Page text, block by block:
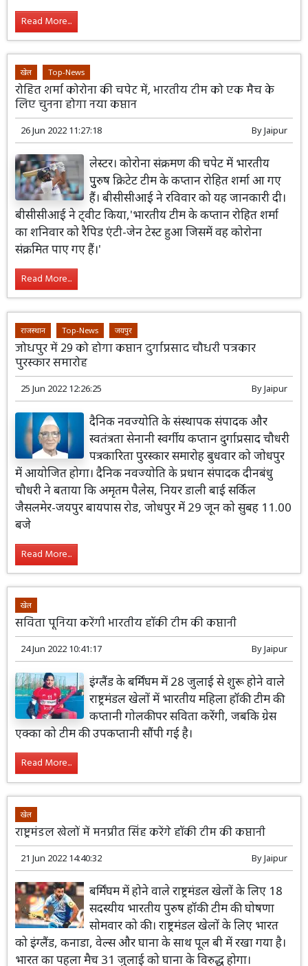
Read More...
खेल Top-News
रोहित शर्मा कोरोना की चपेट में, भारतीय टीम को एक मैच के
लिए चुनना होगा नया कप्तान
26 Jun 2022 11:27:18 ByJaipur
लेस्टर। कोरोना संक्रमण की चपेट में भारतीय
पुुरुष क्रिटेट टीम के कप्तान रोहित शर्मा आ गए
हैं। बीसीसीआई ने रविवार को यह जानकारी दी।
बीसीसीआई ने ट्वीट किया,'भारतीय टीम के कप्तान रोहित शर्मा
का शनिवार को रैपिड एंटी-जेन टेस्ट हुआ जिसमें वह कोरोना
संक्रमित पाए गए हैं।'
Read More...
राजस्थान Top-News जयपुर
जोधपुर में 29 को होगा कप्तान दुर्गाप्रसाद चौधरी पत्रकार
पुरस्कार समारोह
25 Jun 2022 12:26:25 ByJaipur
दैनिक नवज्योति के संस्थापक संपादक और
स्वतंत्रता सेनानी स्वर्गीय कप्तान दुर्गाप्रसाद चौधरी
पत्रकारिता पुरस्कार समारोह बुधवार को जोधपुर
में आयोजित होगा। दैनिक नवज्योति के प्रधान संपादक दीनबंधु
चौधरी ने बताया कि अमृतम पैलेस, नियर डाली बाई सर्किल
जैसलमेर-जयपुर बायपास रोड, जोधपुर में 29 जून को सुबह 11.00
बजे
Read More...
खेल
सविता पूनिया करेंगी भारतीय हॉकी टीम की कप्तानी
24 Jun 2022 10:41:17 ByJaipur
इंग्लैंड के बर्मिंघम में 28 जुलाई से शुरू होने वाले
राष्ट्रमंडल खेलों में भारतीय महिला हॉकी टीम की
कप्तानी गोलकीपर सविता करेंगी, जबकि ग्रेस
एक्का को टीम की उपकप्तानी सौंपी गई है।
Read More...
खेल
राष्ट्रमंडल खेलों में मनप्रीत सिंह करेंगे हॉकी टीम की कप्तानी
21 Jun 2022 14:40:32 ByJaipur
बर्मिंघम में होने वाले राष्ट्रमंडल खेलों के लिए 18
सदस्यीय भारतीय पुरुष हॉकी टीम की घोषणा
सोमवार को की। राष्ट्रमंडल खेलों के लिए भारत
को इंग्लैंड, कनाडा, वेल्स और घाना के साथ पूल बी में रखा गया है।
भारत का पहला मैच 31 जुलाई को घाना के विरुद्ध होगा।